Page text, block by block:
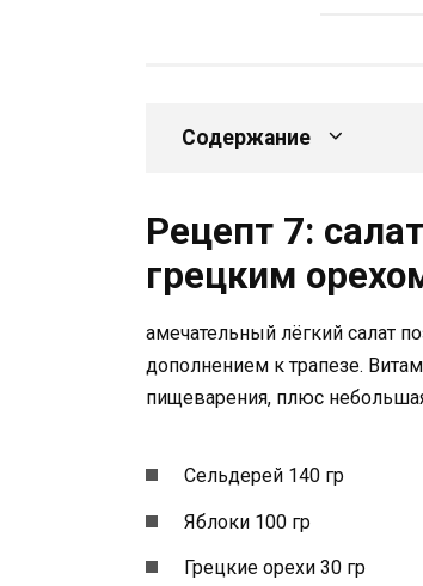
Содержание
Рецепт 7:
грецким
амечательный лёгкий салат
дополнением к трапезе.
пищеварения, плюс
Сельдерей 140 гр
Яблоки 100 гр
Грецкие орехи 30 гр